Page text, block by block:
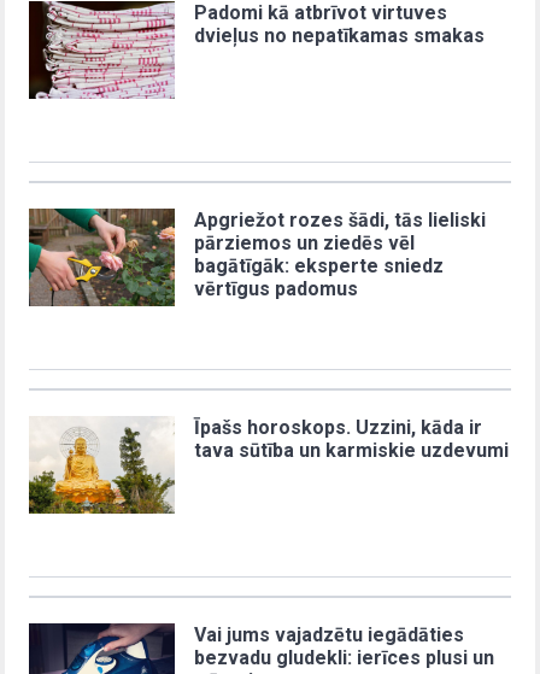
Padomi kā atbrīvot virtuves
dvieļus no nepatīkamas smakas
Apgriežot rozes šādi, tās lieliski
pārziemos un ziedēs vēl
bagātīgāk: eksperte sniedz
vērtīgus padomus
Īpašs horoskops. Uzzini, kāda ir
tava sūtība un karmiskie uzdevumi
Vai jums vajadzētu iegādāties
bezvadu gludekli: ierīces plusi un